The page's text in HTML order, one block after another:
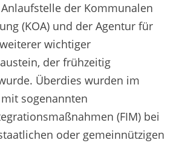
der Kommunalen
(KOA) und der Agentur für
wichtiger
der frühzeitig
Überdies wurden im
sogenannten
(FIM) bei
oder gemeinnützigen